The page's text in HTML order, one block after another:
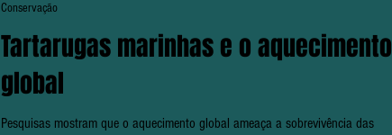
Tartarugas marinhas e o aquecimento
global
Pesquisas mostram que o aquecimento global ameaça a sobrevivência das
Conservação